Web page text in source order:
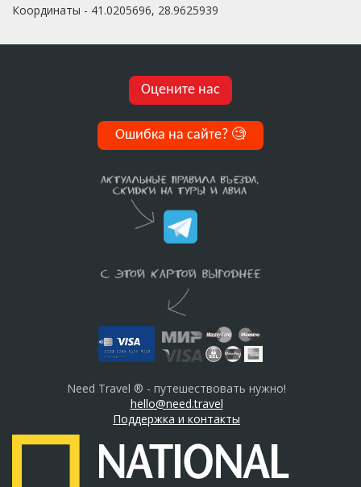
Координаты - 41.0205696, 28.9625939
Оцените нас
Ошибка на сайте? 🧐
Need Travel ® - путешествовать нужно!
hello@need.travel
Поддержка и контакты